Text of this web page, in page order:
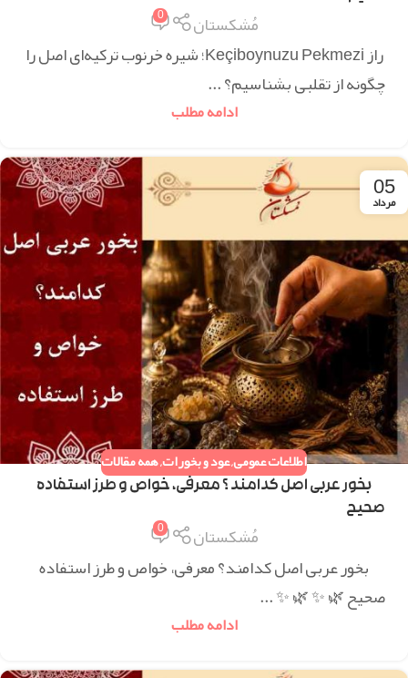
مُشکستان 0
راز Keçiboynuzu Pekmezi؛ شیره خرنوب ترکیه‌ای اصل را
چگونه از تقلبی بشناسیم؟ ...
ادامه مطلب
05
مرداد
اطلاعات عمومی,عود و بخورات,همه مقالات
بخور عربی اصل کدامند ؟ معرفی، خواص و طرز استفاده
صحیح
مُشکستان 0
بخور عربی اصل کدامند؟ معرفی، خواص و طرز استفاده
صحیح 🌿 ✨ 🌿 ✨ ...
ادامه مطلب